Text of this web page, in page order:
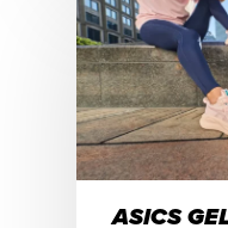
ASICS